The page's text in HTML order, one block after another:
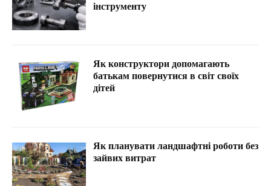
інструменту
Як конструктори допомагають
батькам повернутися в світ своїх
дітей
Як планувати ландшафтні роботи без
зайвих витрат